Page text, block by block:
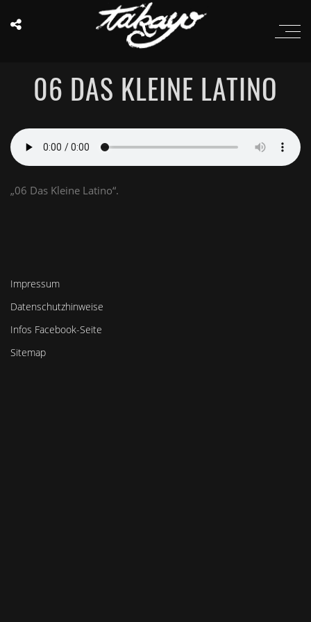
06 DAS KLEINE LATINO
„06 Das Kleine Latino“.
Impressum
Datenschutzhinweise
Infos Facebook-Seite
Sitemap